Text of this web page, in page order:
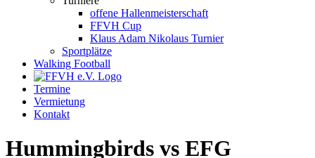
offene Hallenmeisterschaft
FFVH Cup
Klaus Adam Nikolaus Turnier
Sportplätze
Walking Football
Termine
Vermietung
Kontakt
Hummingbirds vs EFG